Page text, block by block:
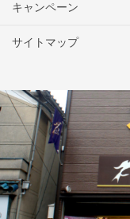
キャンペーン
サイトマップ